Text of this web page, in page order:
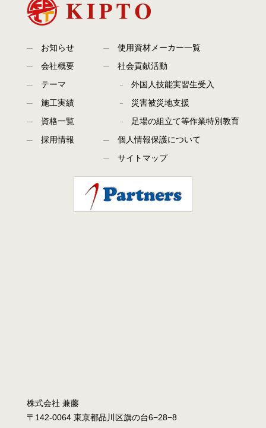
お知らせ
会社概要
テーマ
施工実績
資格一覧
採用情報
使用資材メーカー一覧
社会貢献活動
外国人技能実習生受入
災害被災地支援
足場の組立て等作業特別教育
個人情報保護について
サイトマップ
株式会社 兼藤
〒142-0064 東京都品川区旗の台6−28−8